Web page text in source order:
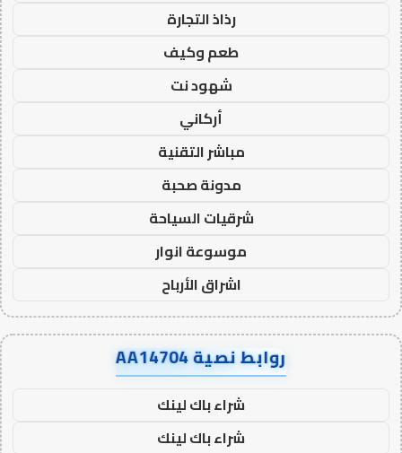
رذاذ التجارة
طعم وكيف
شهود نت
أركاني
مباشر التقنية
مدونة صحبة
شرقيات السياحة
موسوعة انوار
اشراق الأرباح
روابط نصية AA14704
شراء باك لينك
شراء باك لينك